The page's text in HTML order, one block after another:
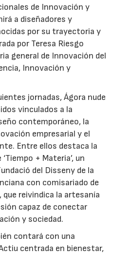
de Innovación y
a diseñadores y
por su trayectoria y
por Teresa Riesgo
general de Innovación del
Innovación y
jornadas, Ágora nude
vinculados a la
contemporáneo, la
empresarial y el
Entre ellos destaca la
+ Materia’, un
del Disseny de la
con comisariado de
que reivindica la artesanía
capaz de conectar
y sociedad.
contará con una
centrada en bienestar,